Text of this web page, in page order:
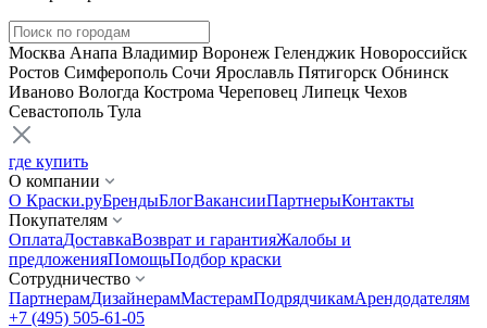
Москва Анапа Владимир Воронеж Геленджик Новороссийск
Ростов Симферополь Сочи Ярославль Пятигорск Обнинск
Иваново Вологда Кострома Череповец Липецк Чехов
Севастополь Тула
где купить
О компании
О Краски.руБрендыБлогВакансииПартнерыКонтакты
Покупателям
ОплатаДоставкаВозврат и гарантияЖалобы и
предложенияПомощьПодбор краски
Сотрудничество
ПартнерамДизайнерамМастерамПодрядчикамАрендодателям
+7 (495) 505-61-05